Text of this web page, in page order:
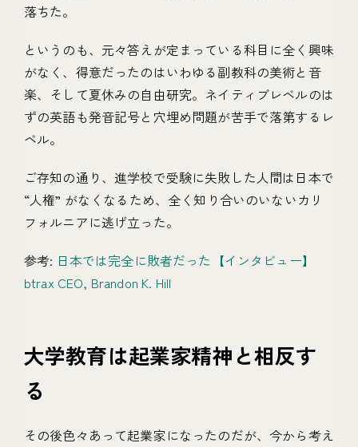
落ちた。
というのも、元々答えが定まっている科目に全く興味
がなく、得意だったのはいわゆる副教科の美術と音
楽、そして夏休みの自由研究。ネイティブレベルのは
ずの英語も発音記号と穴埋め問題が苦手で落第するレ
ベル。
ご存知の通り、進学校で受験に失敗した人間は日本で
“人権” がなくなるため、全く知り合いのいないカリ
フォルニアに逃げ立った。
参考: 日本では完全に敗者だった【インタビュー】
btrax CEO, Brandon K. Hill
大学教育は起業家精神と相反す
る
その後色々あって起業家になったのだが、今から考え